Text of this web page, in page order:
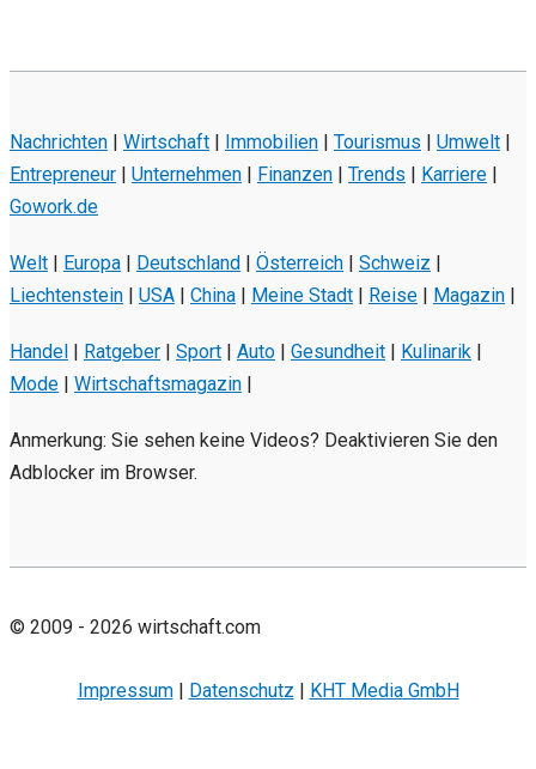
Nachrichten | Wirtschaft | Immobilien | Tourismus | Umwelt |
Entrepreneur | Unternehmen | Finanzen | Trends | Karriere |
Gowork.de
Welt | Europa | Deutschland | Österreich | Schweiz |
Liechtenstein | USA | China | Meine Stadt | Reise | Magazin |
Handel | Ratgeber | Sport | Auto | Gesundheit | Kulinarik |
Mode | Wirtschaftsmagazin |
Anmerkung: Sie sehen keine Videos? Deaktivieren Sie den
Adblocker im Browser.
© 2009 - 2026 wirtschaft.com
Impressum| Datenschutz | KHT Media GmbH